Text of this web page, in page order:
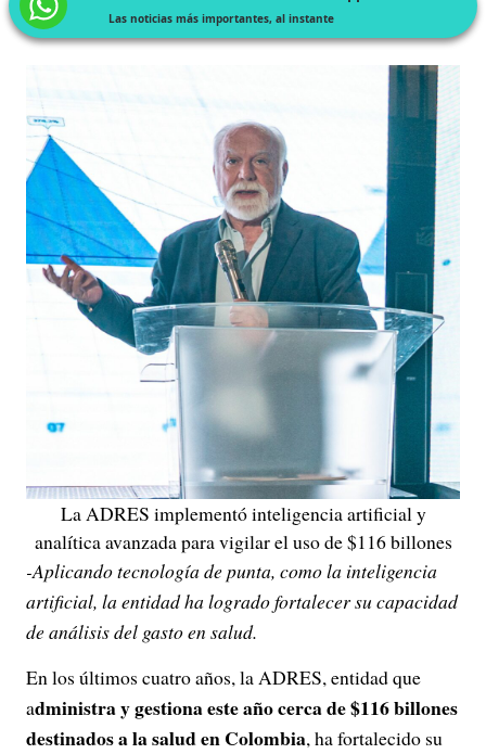
Las noticias más importantes, al instante
La ADRES implementó inteligencia artificial y
analítica avanzada para vigilar el uso de $116 billones
-Aplicando tecnología de punta, como la inteligencia
artificial, la entidad ha logrado fortalecer su capacidad
de análisis del gasto en salud.
En los últimos cuatro años, la ADRES, entidad que
administra y gestiona este año cerca de $116 billones
destinados a la salud en Colombia, ha fortalecido su